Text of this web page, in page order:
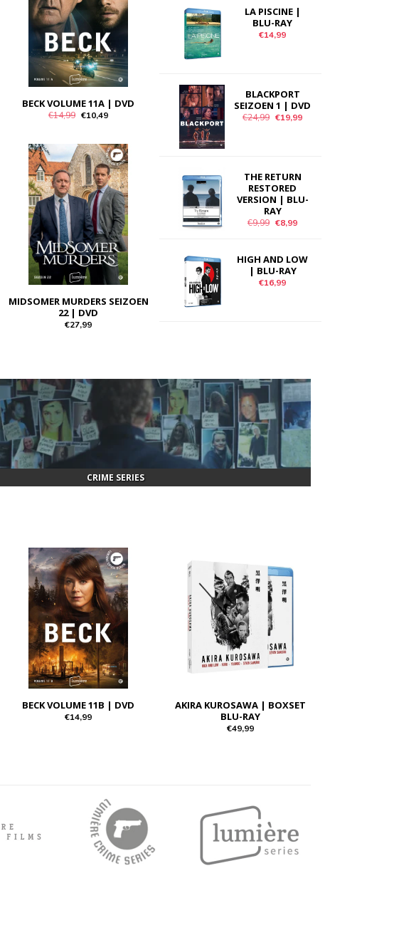
BECK VOLUME 11A | DVD
€14,99 €10,49
MIDSOMER MURDERS SEIZOEN
22 | DVD
€27,99
LA PISCINE |
BLU-RAY
€14,99
BLACKPORT
SEIZOEN 1 | DVD
€24,99 €19,99
THE RETURN
RESTORED
VERSION | BLU-
RAY
€9,99 €8,99
HIGH AND LOW
| BLU-RAY
€16,99
CRIME SERIES
BECK VOLUME 11B | DVD
€14,99
AKIRA KUROSAWA | BOXSET
BLU-RAY
€49,99